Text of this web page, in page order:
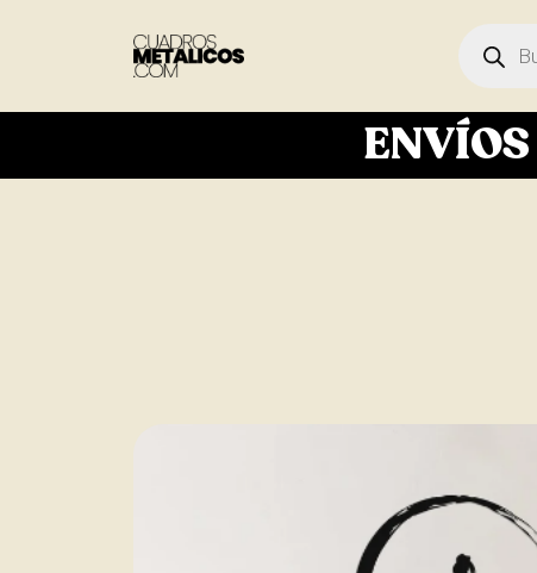
ENVÍOS